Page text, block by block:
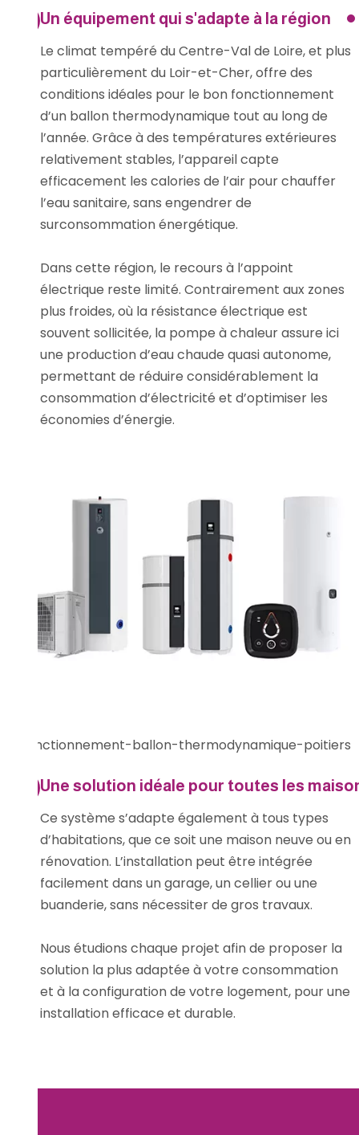
Un équipement qui s'adapte à la région
Le climat tempéré du Centre-Val de Loire, et plus
particulièrement du Loir-et-Cher, offre des
conditions idéales pour le bon fonctionnement
d’un ballon thermodynamique tout au long de
l’année. Grâce à des températures extérieures
relativement stables, l’appareil capte
efficacement les calories de l’air pour chauffer
l’eau sanitaire, sans engendrer de
surconsommation énergétique.
Dans cette région, le recours à l’appoint
électrique reste limité. Contrairement aux zones
plus froides, où la résistance électrique est
souvent sollicitée, la pompe à chaleur assure ici
une production d’eau chaude quasi autonome,
permettant de réduire considérablement la
consommation d’électricité et d’optimiser les
économies d’énergie.
Une solution idéale pour toutes les
Ce système s’adapte également à tous types
d’habitations, que ce soit une maison neuve ou en
rénovation. L’installation peut être intégrée
facilement dans un garage, un cellier ou une
buanderie, sans nécessiter de gros travaux.
Nous étudions chaque projet afin de proposer la
solution la plus adaptée à votre consommation
et à la configuration de votre logement, pour une
installation efficace et durable.